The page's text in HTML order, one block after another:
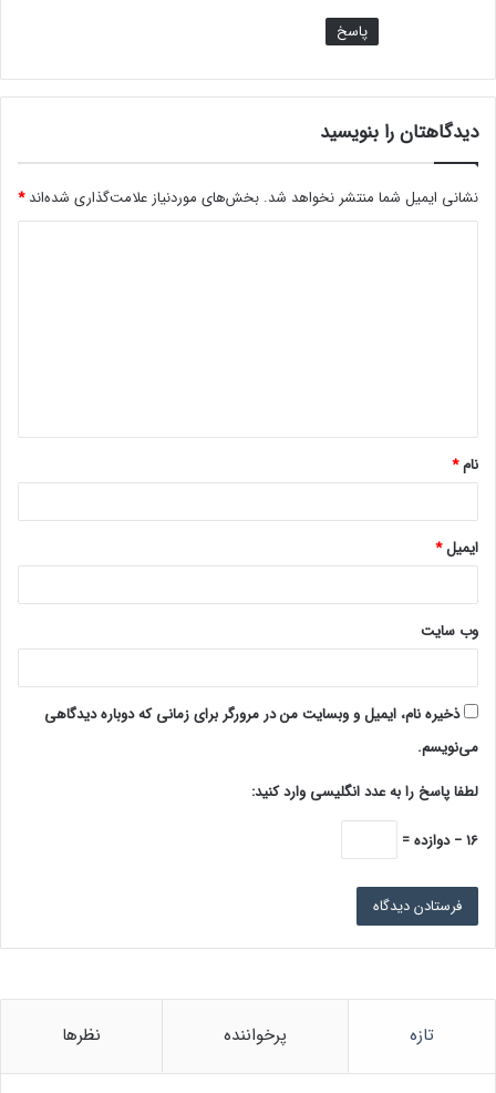
پاسخ
دیدگاهتان را بنویسید
نشانی ایمیل شما منتشر نخواهد شد. بخش‌های موردنیاز علامت‌گذاری شده‌اند*
*
نام*
ایمیل*
وب‌ سایت
ذخیره نام، ایمیل و وبسایت من در مرورگر برای زمانی که دوباره دیدگاهی
می‌نویسم.
لطفا پاسخ را به عدد انگلیسی وارد کنید:
16 − دوازده =
تازه پرخواننده نظرها